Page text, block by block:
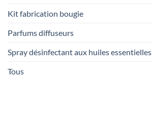
Kit fabrication bougie
Parfums diffuseurs
Spray désinfectant aux huiles essentielles
Tous